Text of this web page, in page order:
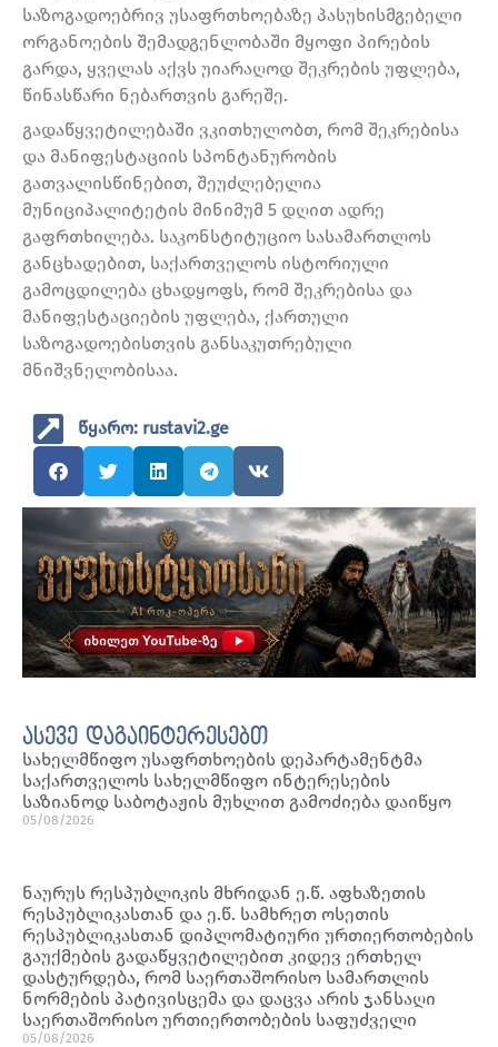
საზოგადოებრივ უსაფრთხოებაზე პასუხისმგებელი
ორგანოების შემადგენლობაში მყოფი პირების
გარდა, ყველას აქვს უიარაღოდ შეკრების უფლება,
წინასწარი ნებართვის გარეშე.
გადაწყვეტილებაში ვკითხულობთ, რომ შეკრებისა
და მანიფესტაციის სპონტანურობის
გათვალისწინებით, შეუძლებელია
მუნიციპალიტეტის მინიმუმ 5 დღით ადრე
გაფრთხილება. საკონსტიტუციო სასამართლოს
განცხადებით, საქართველოს ისტორიული
გამოცდილება ცხადყოფს, რომ შეკრებისა და
მანიფესტაციების უფლება, ქართული
საზოგადოებისთვის განსაკუთრებული
მნიშვნელობისაა.
წყარო: rustavi2.ge
ასევე დაგაინტერესებთ
სახელმწიფო უსაფრთხოების დეპარტამენტმა
საქართველოს სახელმწიფო ინტერესების
საზიანოდ საბოტაჟის მუხლით გამოძიება დაიწყო
05/08/2026
ნაურუს რესპუბლიკის მხრიდან ე.წ. აფხაზეთის
რესპუბლიკასთან და ე.წ. სამხრეთ ოსეთის
რესპუბლიკასთან დიპლომატიური ურთიერთობების
გაუქმების გადაწყვეტილებით კიდევ ერთხელ
დასტურდება, რომ საერთაშორისო სამართლის
ნორმების პატივისცემა და დაცვა არის ჯანსაღი
საერთაშორისო ურთიერთობების საფუძველი
05/08/2026